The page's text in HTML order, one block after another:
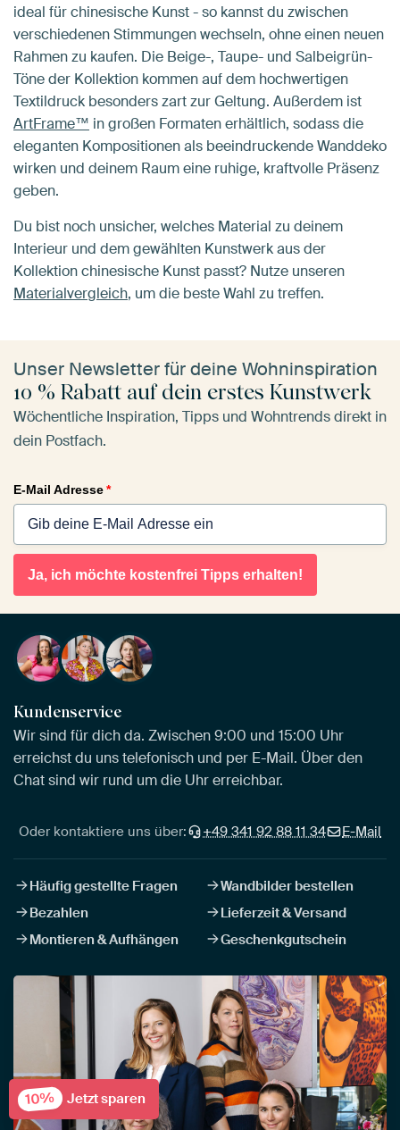
ideal für chinesische Kunst - so kannst du zwischen
verschiedenen Stimmungen wechseln, ohne einen neuen
Rahmen zu kaufen. Die Beige-, Taupe- und Salbeigrün-
Töne der Kollektion kommen auf dem hochwertigen
Textildruck besonders zart zur Geltung. Außerdem ist
ArtFrame™ in großen Formaten erhältlich, sodass die
eleganten Kompositionen als beeindruckende Wanddeko
wirken und deinem Raum eine ruhige, kraftvolle Präsenz
geben.
Du bist noch unsicher, welches Material zu deinem
Interieur und dem gewählten Kunstwerk aus der
Kollektion chinesische Kunst passt? Nutze unseren
Materialvergleich, um die beste Wahl zu treffen.
Unser Newsletter für deine Wohninspiration
10 % Rabatt auf dein erstes Kunstwerk
Wöchentliche Inspiration, Tipps und Wohntrends direkt in
dein Postfach.
E-Mail Adresse*
Ja, ich möchte kostenfrei Tipps erhalten!
Kundenservice
Wir sind für dich da. Zwischen 9:00 und 15:00 Uhr
erreichst du uns telefonisch und per E-Mail. Über den
Chat sind wir rund um die Uhr erreichbar.
Oder kontaktiere uns über: +49 341 92 88 11 34 E-Mail
Häufig gestellte Fragen
Wandbilder bestellen
Bezahlen
Lieferzeit & Versand
Montieren & Aufhängen
Geschenkgutschein
10% Jetzt sparen